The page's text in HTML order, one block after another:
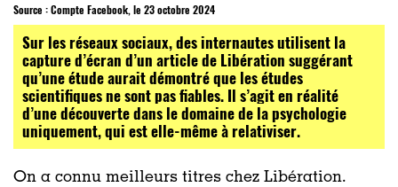
Source :Compte Facebook, le 23 octobre 2024
Sur les réseaux sociaux, des internautes utilisent la
capture d’écran d’un article de Libération suggérant
qu’une étude aurait démontré que les études
scientifiques ne sont pas fiables. Il s’agit en réalité
d’une découverte dans le domaine de la psychologie
uniquement, qui est elle-même à relativiser.
On a connu meilleurs titres chez Libération.